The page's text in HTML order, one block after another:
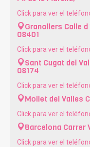
Click para ver el
Granollers Calle
08401
Click para ver el
Sant Cugat del
08174
Click para ver el
Mollet del Valles
Click para ver el
Barcelona Carrer
Click para ver el